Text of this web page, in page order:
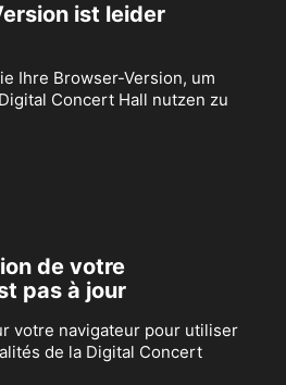
ist leider
Ihre Browser-Version, um
Concert Hall nutzen zu
de votre
pas à jour
votre navigateur pour utiliser
de la Digital Concert